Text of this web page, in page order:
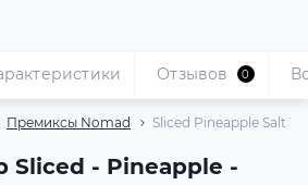
Премиксы Nomad Sliced Pineapple Salt 12
Sliced - Pineapple -
Отзывов 0